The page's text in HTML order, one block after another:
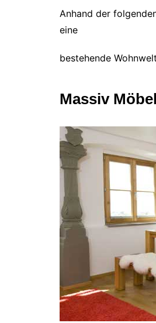
Anhand der
eine
bestehende
Massiv